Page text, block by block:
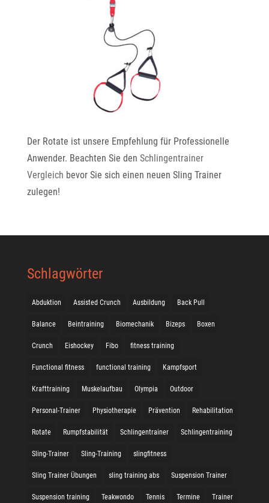
Der Rotate ist unsere Empfehlung für Professionelle
Anwender. Beachten Sie den Schlingentrainer
Vergleich bevor Sie sich einen neuen Sling Trainer
zulegen!
Schlagwörter
Abduktion Assisted Crunch Ausbildung Back Pull
Balance Beintraining Biomechanik Bizeps Boxen
Crunch Eishockey Fibo fitness training
Functional fitness functional training Kampfsport
Krafttraining Muskelaufbau Olympia Outdoor
Personal-Trainer Physiotherapie Prävention Rehabilitation
Rotate Rumpfstabilität Schlingentrainer Schlingentraining
Sling-Trainer Sling-Training slingfitness
Sling Trainer Übungen sling training abs Suspension Trainer
Suspension training Teakwondo Tennis Termine Trainer